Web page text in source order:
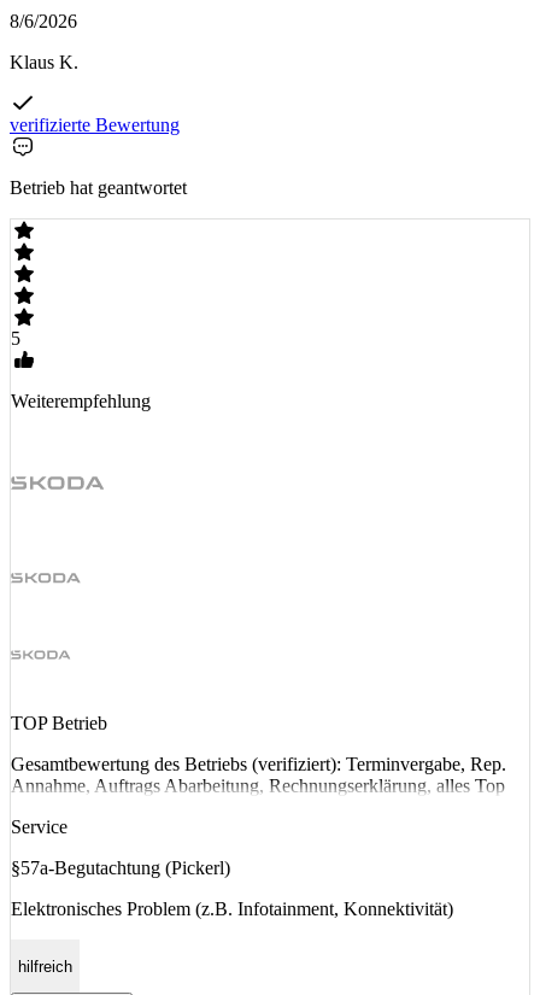
8/6/2026
Klaus K.
verifizierte Bewertung
Betrieb hat geantwortet
5
Weiterempfehlung
TOP Betrieb
Gesamtbewertung des Betriebs (verifiziert): Terminvergabe, Rep.
Annahme, Auftrags Abarbeitung, Rechnungserklärung, alles Top
Service
§57a-Begutachtung (Pickerl)
Elektronisches Problem (z.B. Infotainment, Konnektivität)
hilfreich